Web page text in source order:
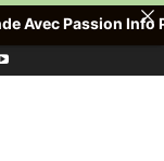
Passion Info